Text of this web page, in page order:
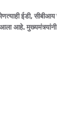
ईडी,
आहे. मुख्यमंत्र्यांनी